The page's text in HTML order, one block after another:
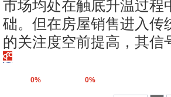
市场均处在触底升温过程
础。但在房屋销售进入传
的关注度空前提高，其
0% 0%